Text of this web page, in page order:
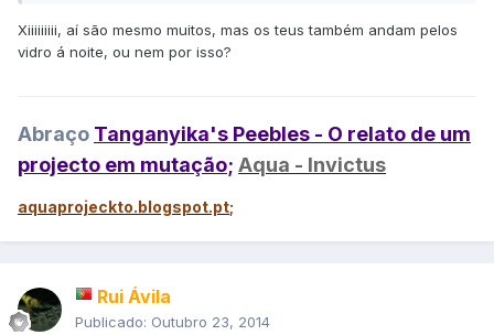
Xiiiiiiiii, aí são mesmo muitos, mas os teus também andam pelos
vidro á noite, ou nem por isso?
Abraço Tanganyika's Peebles - O relato de um
projecto em mutação; Aqua - Invictus
aquaprojeckto.blogspot.pt;
Rui Ávila
Publicado: Outubro 23, 2014